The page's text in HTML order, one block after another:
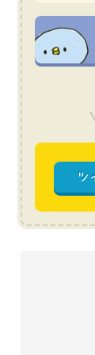
ツ